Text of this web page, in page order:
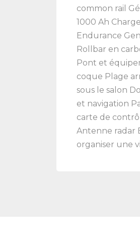
common rail
1000 Ah
Endurance
Rollbar en
Pont et
coque Plage
sous le salon
et navigation
carte de
Antenne radar
organiser une